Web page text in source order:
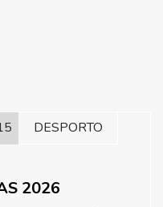
DESPORTO
2026